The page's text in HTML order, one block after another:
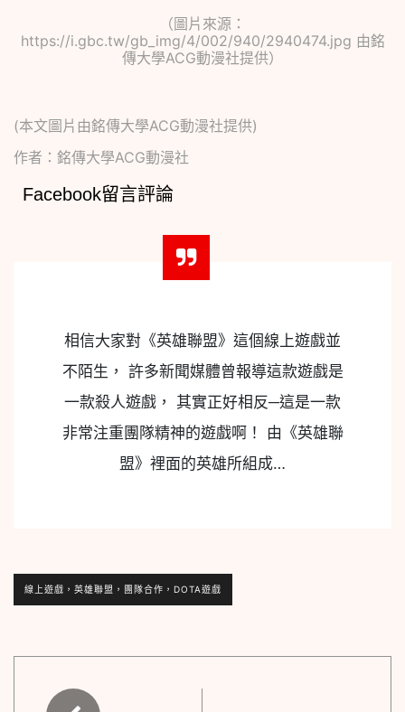
（圖片來源：
https://i.gbc.tw/gb_img/4/002/940/2940474.jpg 由銘
傳大學ACG動漫社提供）
(本文圖片由銘傳大學ACG動漫社提供)
作者：銘傳大學ACG動漫社
Facebook留言評論
相信大家對《英雄聯盟》這個線上遊戲並
不陌生， 許多新聞媒體曾報導這款遊戲是
一款殺人遊戲， 其實正好相反─這是一款
非常注重團隊精神的遊戲啊！ 由《英雄聯
盟》裡面的英雄所組成…
線上遊戲，英雄聯盟，團隊合作，DOTA遊戲